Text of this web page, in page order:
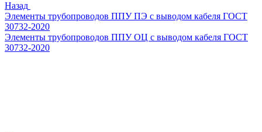
Назад
Элементы трубопроводов ППУ ПЭ с выводом кабеля ГОСТ
30732-2020
Элементы трубопроводов ППУ ОЦ с выводом кабеля ГОСТ
30732-2020